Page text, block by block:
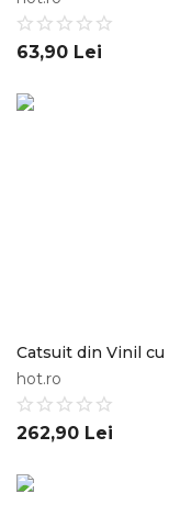
63,90 Lei
hot.ro
262,90 Lei